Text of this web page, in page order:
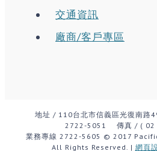
交通資訊
廠商/客戶專區
地址 / 110台北市信義區光復南
2722-5051 傳真 / ( 02
業務專線 2722-5605 © 2017
All Rights Reserved. | 網頁